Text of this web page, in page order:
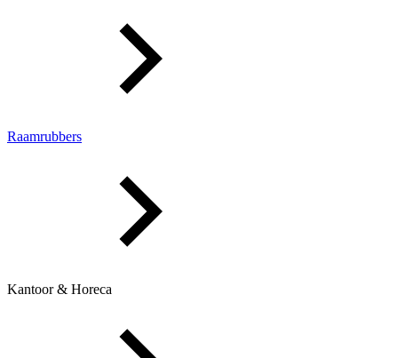
Raamrubbers
Kantoor & Horeca